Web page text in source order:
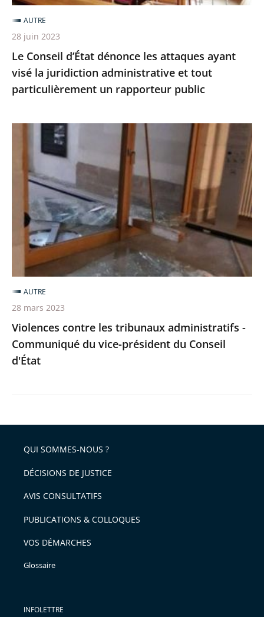
juridiction
administrative
et
tout
particulièrement
un
public
Le Conseil d’État dénonce les attaques ayant
visé la juridiction administrative et tout
particulièrement un rapporteur public
AUTRE
28 juin 2023
Violences
tribunaux
administratifs
Communiqué
du
vice-
président
du
Conseil
d'État
Violences contre les tribunaux administratifs -
Communiqué du vice-président du Conseil
d'État
AUTRE
28 mars 2023
QUI SOMMES-NOUS ?
DÉCISIONS DE JUSTICE
AVIS CONSULTATIFS
PUBLICATIONS & COLLOQUES
VOS DÉMARCHES
Glossaire
INFOLETTRE